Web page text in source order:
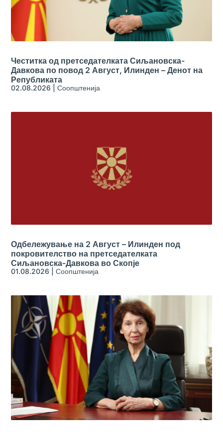
Честитка од претседателката Сиљановска-
Давкова по повод 2 Август, Илинден – Денот на
Републиката
02.08.2026 |Соопштенија
Одбележување на 2 Август – Илинден под
покровителство на претседателката
Сиљановска-Давкова во Скопје
01.08.2026 |Соопштенија